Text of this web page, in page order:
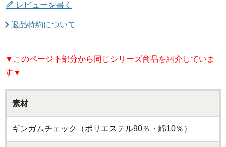
レビューを書く
返品特約について
▼このページ下部分から同じシリーズ商品を紹介していま
す▼
素材
ギンガムチェック（ポリエステル90％・綿10％）